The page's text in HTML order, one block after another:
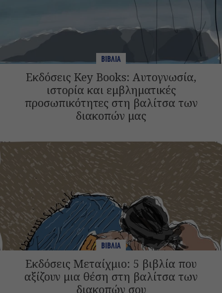
ΒΙΒΛΙΑ
Εκδόσεις Key Books: Αυτογνωσία,
ιστορία και εμβληματικές
προσωπικότητες στη βαλίτσα των
διακοπών μας
ΒΙΒΛΙΑ
Εκδόσεις Μεταίχμιο: 5 βιβλία που
αξίζουν μια θέση στη βαλίτσα των
διακοπών σου